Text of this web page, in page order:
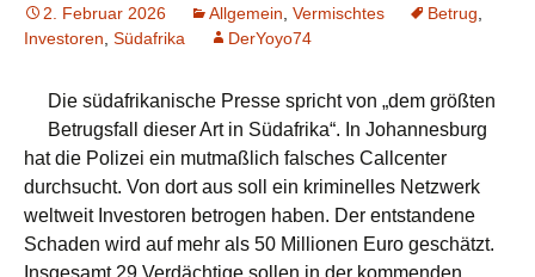
2. Februar 2026 Allgemein Vermischtes Betrug
Investoren Südafrika DerYoyo74
Die südafrikanische Presse spricht von „dem größten
Betrugsfall dieser Art in Südafrika“. In Johannesburg
hat die Polizei ein mutmaßlich falsches Callcenter
durchsucht. Von dort aus soll ein kriminelles Netzwerk
weltweit Investoren betrogen haben. Der entstandene
Schaden wird auf mehr als 50 Millionen Euro geschätzt.
Insgesamt 29 Verdächtige sollen in der kommenden